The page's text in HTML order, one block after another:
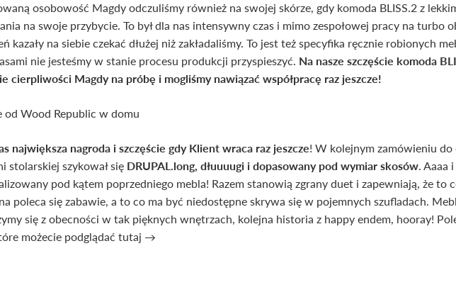
osobowość Magdy odczuliśmy również na swojej skórze, gdy komoda BLISS.2 z
na swoje przybycie. To był dla nas intensywny czas i mimo zespołowej pracy na turbo
kazały na siebie czekać dłużej niż zakładaliśmy. To jest też specyfika ręcznie robionych
nie jesteśmy w stanie procesu produkcji przyspieszyć. Na nasze szczęście komoda
cierpliwości Magdy na próbę i mogliśmy nawiązać współpracę raz jeszcze!
największa nagroda i szczęście gdy Klient wraca raz jeszcze! W kolejnym zamówieniu do
stolarskiej szykował się DRUPAL.long, dłuuuugi i dopasowany pod wymiar skosów. Aaaa
pod kątem poprzedniego mebla! Razem stanowią zgrany duet i zapewniają, że to
poleca się zabawie, a to co ma być niedostępne skrywa się w pojemnych szufladach.
się z obecności w tak pięknych wnętrzach, kolejna historia z happy endem, hooray!
możecie podglądać tutaj →